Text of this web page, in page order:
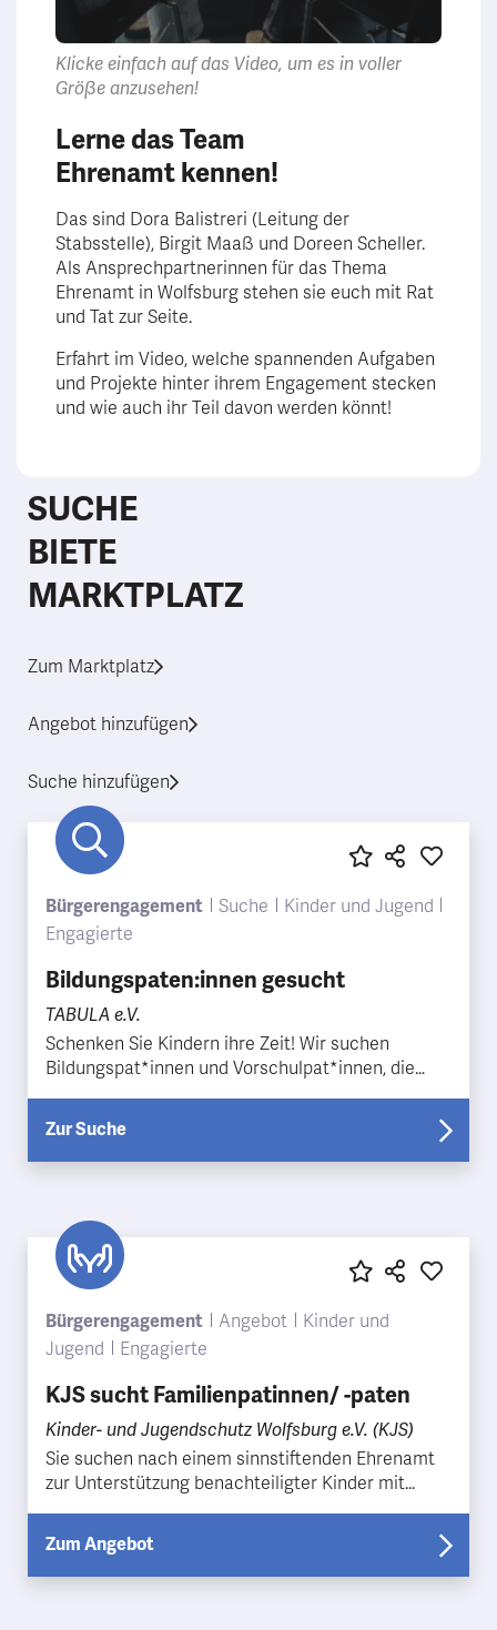
Klicke einfach auf das Video, um es in voller
Größe anzusehen!
Lerne das Team
Ehrenamt kennen!
Das sind Dora Balistreri (Leitung der
Stabsstelle), Birgit Maaß und Doreen Scheller.
Als Ansprechpartnerinnen für das Thema
Ehrenamt in Wolfsburg stehen sie euch mit Rat
und Tat zur Seite.
Erfahrt im Video, welche spannenden Aufgaben
und Projekte hinter ihrem Engagement stecken
und wie auch ihr Teil davon werden könnt!
SUCHE
BIETE
MARKTPLATZ
Zum Marktplatz
Angebot hinzufügen
Suche hinzufügen
Bürgerengagement Suche
Kinder und Jugend
Engagierte
Bildungspaten:innen gesucht
TABULA e.V.
Schenken Sie Kindern ihre Zeit! Wir suchen
Bildungspat*innen und Vorschulpat*innen, die
Kinder/Jugendliche auf ihrem Bildungsweg
begleiten. Es gibt ga…
Zur Suche
Bürgerengagement Angebot
Kinder und
Jugend
Engagierte
KJS sucht Familienpatinnen/ -paten
Kinder- und Jugendschutz Wolfsburg e.V. (KJS)
Sie suchen nach einem sinnstiftenden Ehrenamt
zur Unterstützung benachteiligter Kinder mit
langfristiger Perspektive? Dann sind Sie bei uns
genau rich…
Zum Angebot